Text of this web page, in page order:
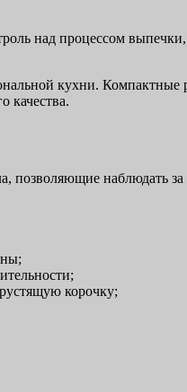
над процессом
кухни. Компактные
качества.
позволяющие наблюдать
корочку;